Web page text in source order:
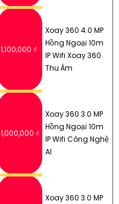
1,100,000 ₫
Xoay 360 4.0 MP
Hồng Ngoại 10m
IP Wifi Xoay 360
Thu Âm
1,000,000 ₫
Xoay 360 3.0 MP
Hồng Ngoại 10m
IP Wifi Công Nghệ
AI
Xoay 360 3.0 MP